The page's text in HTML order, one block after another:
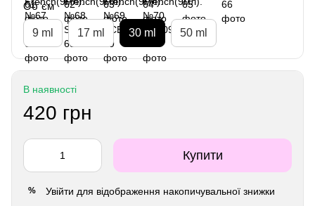
Об`єм
9 ml 17 ml 30 ml 50 ml
В наявності
420 грн
Купити
% Увійти для відображення накопичувальної знижки